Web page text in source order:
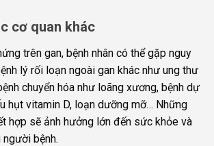
cơ quan khác
trên gan, bệnh nhân có thể gặp nguy
lý rối loạn ngoài gan khác như ung thư
chuyển hóa như loãng xương, bệnh dự
hụt vitamin D, loạn dưỡng mỡ… Những
hợp sẽ ảnh hưởng lớn đến sức khỏe và
bệnh.